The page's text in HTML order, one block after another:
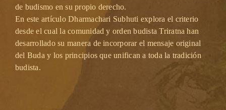
de budismo en su propio derecho.
En este artículo Dharmachari Subhuti explora el criterio
desde el cual la comunidad y orden budista Triratna han
desarrollado su manera de incorporar el mensaje original
del Buda y los principios que unifican a toda la tradición
budista.